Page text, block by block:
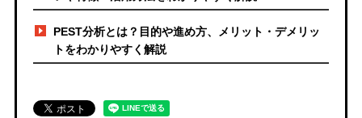
PEST分析とは？目的や進め方、メリット・デメリッ
トをわかりやすく解説